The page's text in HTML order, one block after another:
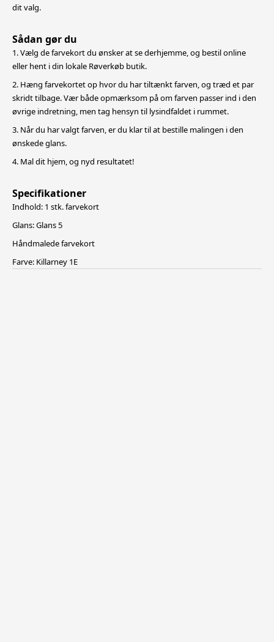
dit valg.
Sådan gør du
1. Vælg de farvekort du ønsker at se derhjemme, og bestil online
eller hent i din lokale Røverkøb butik.
2. Hæng farvekortet op hvor du har tiltænkt farven, og træd et par
skridt tilbage. Vær både opmærksom på om farven passer ind i den
øvrige indretning, men tag hensyn til lysindfaldet i rummet.
3. Når du har valgt farven, er du klar til at bestille malingen i den
ønskede glans.
4. Mal dit hjem, og nyd resultatet!
Specifikationer
Indhold: 1 stk. farvekort
Glans: Glans 5
Håndmalede farvekort
Farve: Killarney 1E